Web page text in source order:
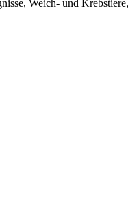
Weich- und Krebstiere,